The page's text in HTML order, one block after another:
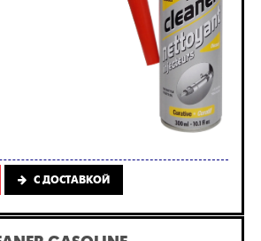
C ДОСТАВКОЙ